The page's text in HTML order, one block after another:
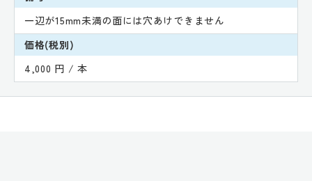
一辺が15mm未満の面には穴あけできません
価格(税別)
4,000 円 / 本